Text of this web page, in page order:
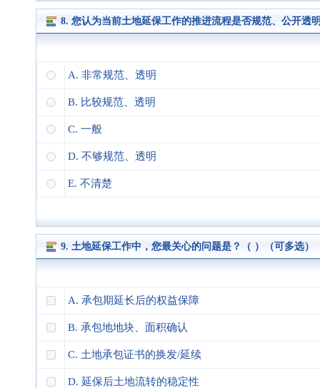
8. 您认为当前土地延保工作的推进流程是否规范、公开透
A. 非常规范、透明
B. 比较规范、透明
C. 一般
D. 不够规范、透明
E. 不清楚
9. 土地延保工作中，您最关心的问题是？（ ）（可多选）
A. 承包期延长后的权益保障
B. 承包地地块、面积确认
C. 土地承包证书的换发/延续
D. 延保后土地流转的稳定性